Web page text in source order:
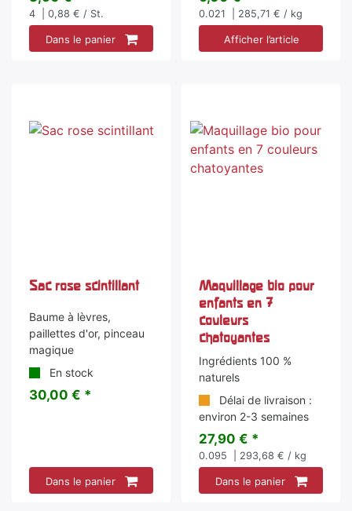
4 | 0,88 € / St.
Dans le panier
0.021 | 285,71 € / kg
Afficher l’article
Sac rose scintillant
Baume à lèvres,
paillettes d'or, pinceau
magique
En stock
30,00 € *
Dans le panier
Maquillage bio pour
enfants en 7
couleurs
chatoyantes
Ingrédients 100 %
naturels
Délai de livraison :
environ 2-3 semaines
27,90 € *
0.095 | 293,68 € / kg
Dans le panier